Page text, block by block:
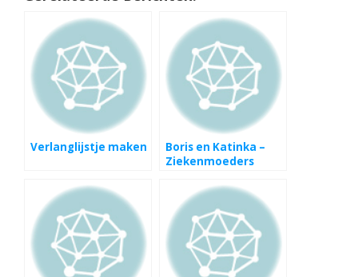
Verlanglijstje maken
Boris en Katinka –
Ziekenmoeders